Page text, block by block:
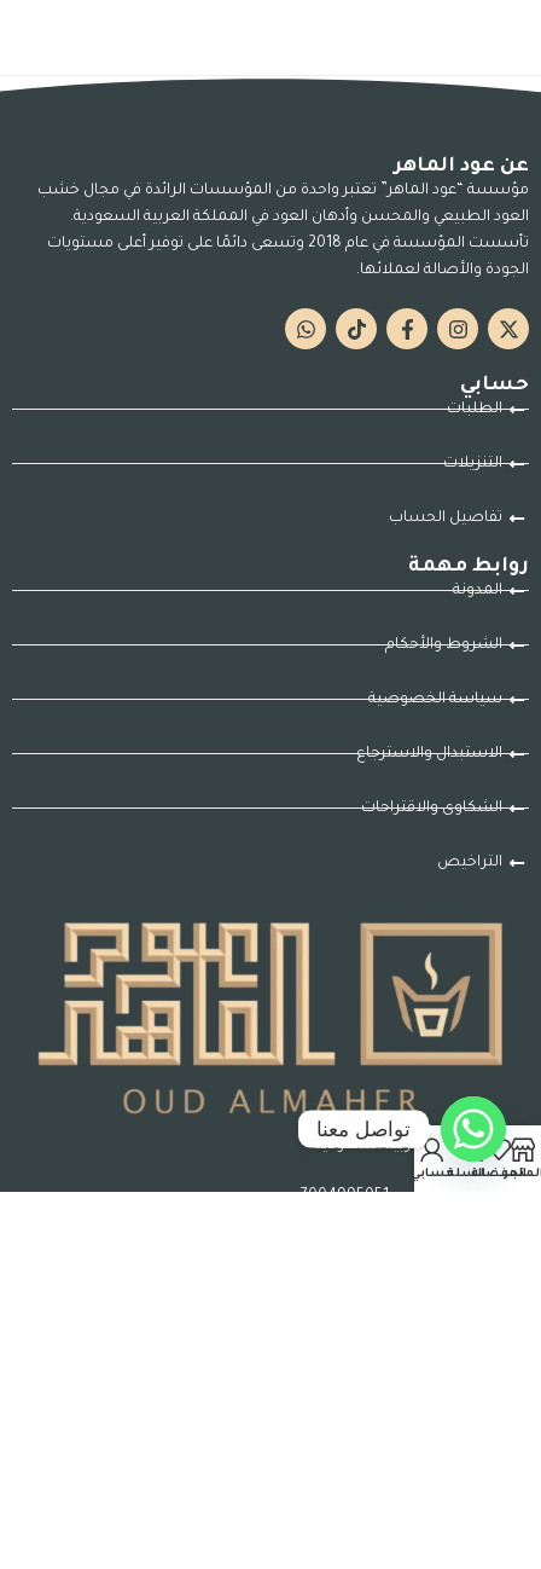
عن عود الماهر
مؤسسة “عود الماهر” تعتبر واحدة من المؤسسات الرائدة في مجال خشب
العود الطبيعي والمحسن وأدهان العود في المملكة العربية السعودية.
تأسست المؤسسة في عام 2018 وتسعى دائمًا على توفير أعلى مستويات
الجودة والأصالة لعملائها.
حسابي
الطلبات
التنزيلات
تفاصيل الحساب
روابط مهمة
المدونة
الشروط والأحكام
سياسة الخصوصية
الاستبدال والاسترجاع
الشكاوى والاقتراحات
التراخيص
جدة – المملكة العربية السعودية
رقم السجل التجاري : 7004995051
المفضلةالسلةحسابي
تواصل معنا